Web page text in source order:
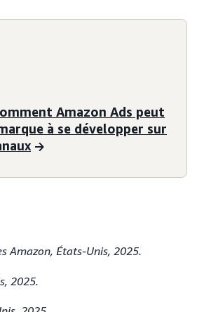
Amazon Ads peut
à se développer sur
Amazon, États-Unis, 2025.
2025.